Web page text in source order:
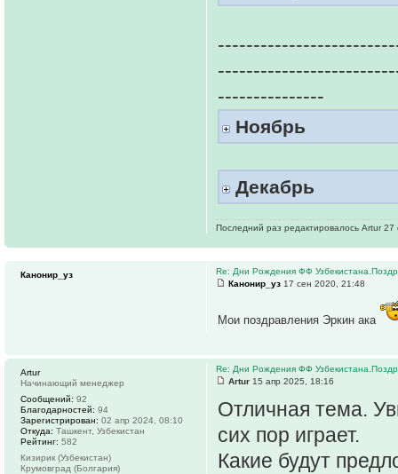
---------------
Ноябрь
Декабрь
Последний раз редактировалось Artur
Re: Дни Рождения ФФ
Канонир_уз 17 сен 2020, 21:48
Мои поздравления Эркин ака
Канонир_уз
Re: Дни Рождения ФФ
Artur 15 апр 2025, 18:16
Отличная тема.
сих пор играет.
Какие будут
Artur
Начинающий менеджер
Сообщений: 92
Благодарностей: 94
Зарегистрирован: 02 апр 2024, 08:10
Откуда: Ташкент, Узбекистан
Рейтинг: 582
Кизирик (Узбекистан)
Крумовград (Болгария)